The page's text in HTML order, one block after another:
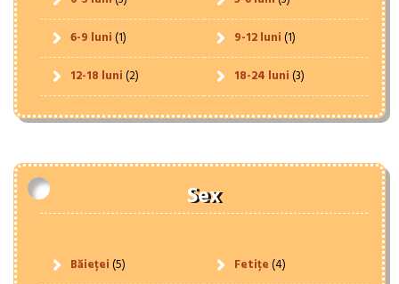
6-9 luni(1) 9-12 luni(1)
12-18 luni(2) 18-24 luni(3)
Sex
Băieței(5) Fetițe(4)